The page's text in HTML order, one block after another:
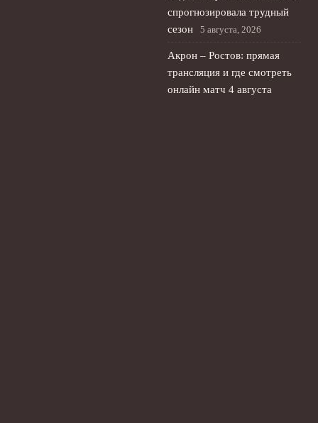
спрогнозировала трудный
сезон
5 августа, 2026
Акрон – Ростов: прямая
трансляция и где смотреть
онлайн матч 4 августа